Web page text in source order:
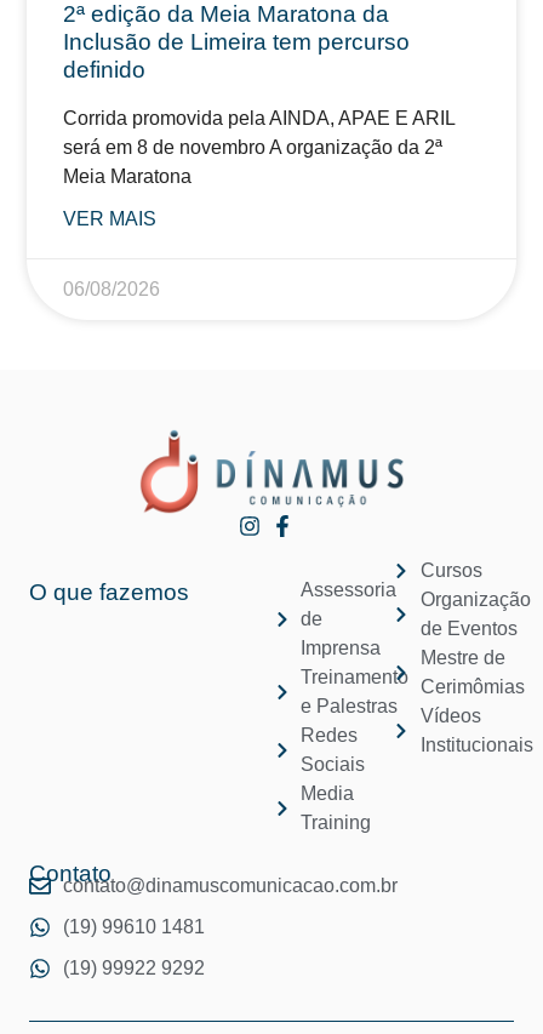
2ª edição da Meia Maratona da
Inclusão de Limeira tem percurso
definido
Corrida promovida pela AINDA, APAE E ARIL
será em 8 de novembro A organização da 2ª
Meia Maratona
VER MAIS
06/08/2026
O que fazemos
Assessoria
de
Imprensa
Treinamento
e Palestras
Redes
Sociais
Media
Training
Cursos
Organização
de Eventos
Mestre de
Cerimômias
Vídeos
Institucionais
Contato
contato@dinamuscomunicacao.com.br
(19) 99610 1481
(19) 99922 9292